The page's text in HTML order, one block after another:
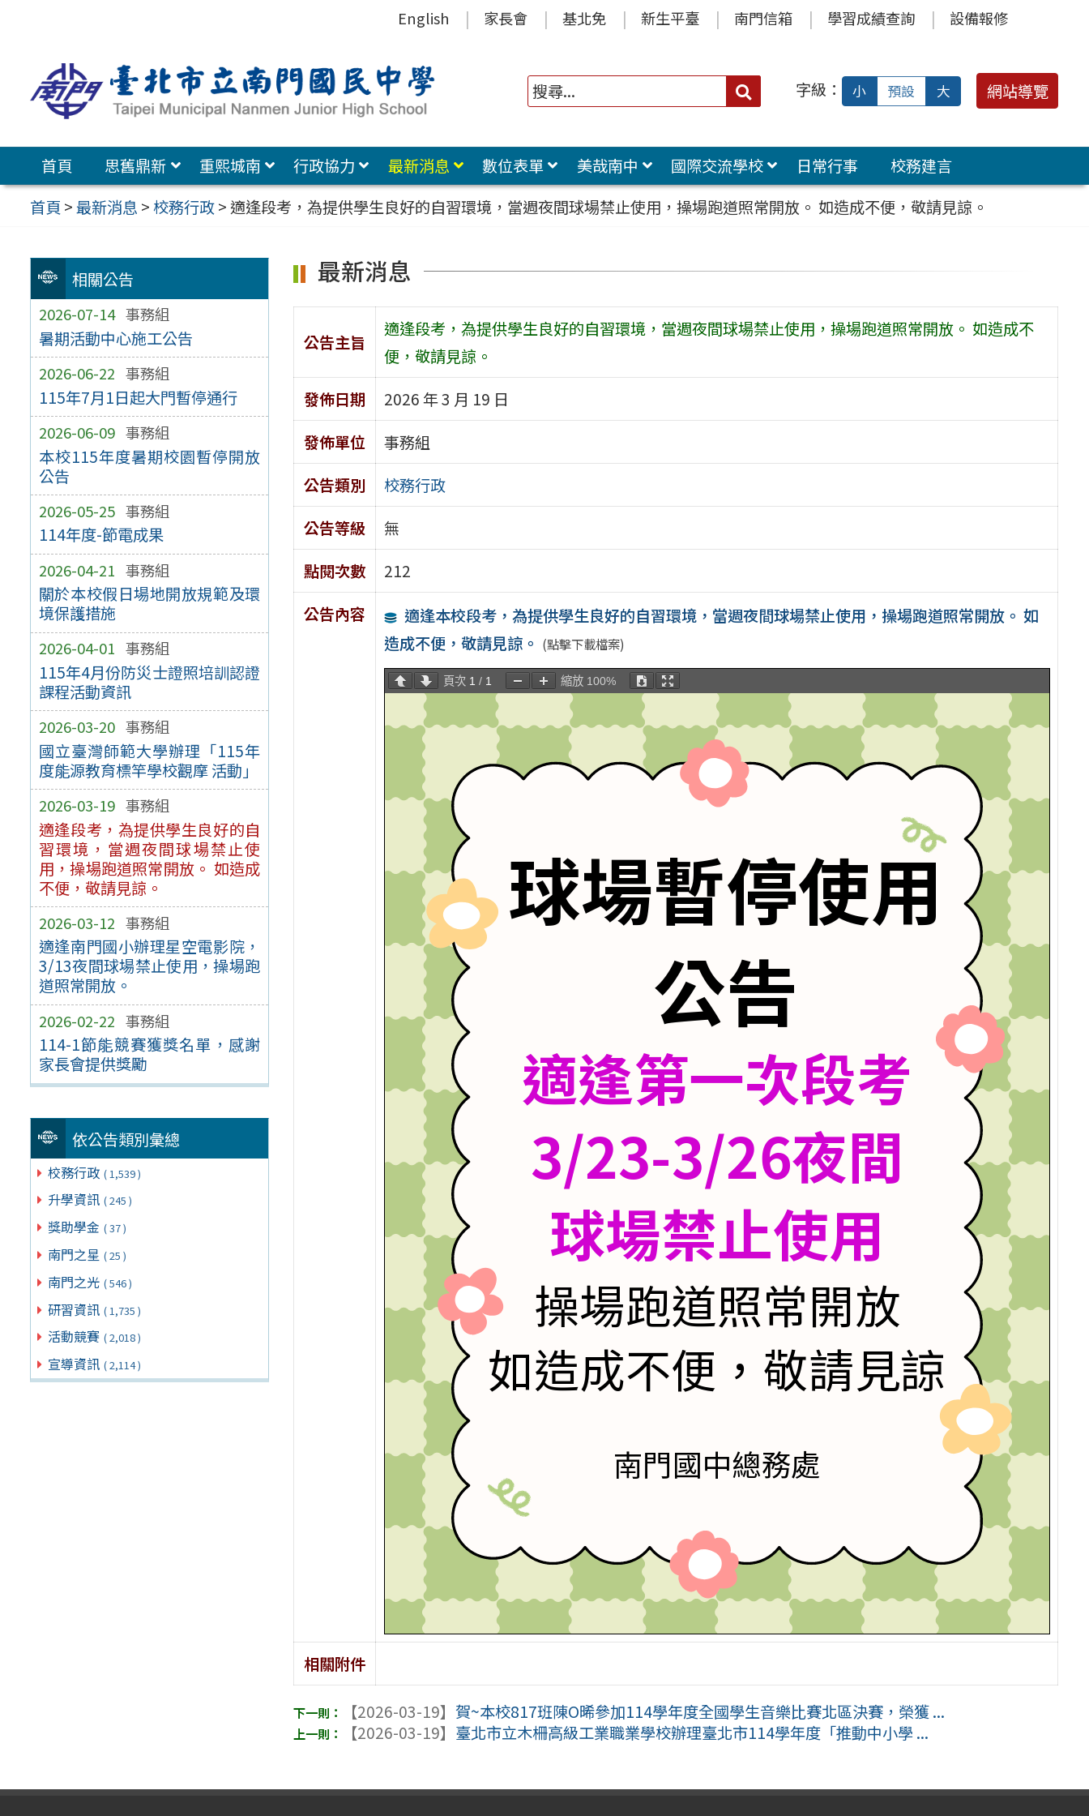
容
區
English 家長會 基北免 新生平臺 南門信箱 學習成績查詢 設備報修
搜
字級： 小 預設 大 網站導覽
首頁 思舊鼎新 重熙城南 行政協力 最新消息 數位表單 美哉南中 國際交流學校 日常行事
校務建言
首頁 >最新消息 >校務行政>適逢段考，為提供學生良好的自習環境，當週夜間球場禁止使用，操場跑道照常開放。 如造成不便，敬請見諒。
相關公告
2026-07-14 事務組
暑期活動中心施工公告
2026-06-22 事務組
115年7月1日起大門暫停通行
2026-06-09 事務組
本校115年度暑期校園暫停開放
公告
2026-05-25 事務組
114年度-節電成果
2026-04-21 事務組
關於本校假日場地開放規範及環
境保護措施
2026-04-01 事務組
115年4月份防災士證照培訓認證
課程活動資訊
2026-03-20 事務組
國立臺灣師範大學辦理「115年
度能源教育標竿學校觀摩 活動」
2026-03-19 事務組
適逢段考，為提供學生良好的自
習環境，當週夜間球場禁止使
用，操場跑道照常開放。 如造成
不便，敬請見諒。
2026-03-12 事務組
適逢南門國小辦理星空電影院，
3/13夜間球場禁止使用，操場跑
道照常開放。
2026-02-22 事務組
114-1節能競賽獲獎名單，感謝
家長會提供獎勵
依公告類別彙總
校務行政 ( 1,539 )
升學資訊 ( 245 )
獎助學金 ( 37 )
南門之星 ( 25 )
南門之光 ( 546 )
研習資訊 ( 1,735 )
活動競賽 ( 2,018 )
宣導資訊 ( 2,114 )
最新消息
公告主旨
適逢段考，為提供學生良好的自習環境，當週夜間球場禁止使用，操場跑道照常開放。 如造成不
便，敬請見諒。
發佈日期
2026 年 3 月 19 日
發佈單位
事務組
公告類別
校務行政
公告等級
無
點閱次數
212
公告內容
適逢本校段考，為提供學生良好的自習環境，當週夜間球場禁止使用，操場跑道照常開放。 如
造成不便，敬請見諒。 (點擊下載檔案)
頁次 1 / 1 縮放 100%
相關附件
【2026-03-19】 賀~本校817班陳O晞參加114學年度全國學生音樂比賽北區決賽，榮獲 ...
【2026-03-19】 臺北市立木柵高級工業職業學校辦理臺北市114學年度「推動中小學 ...